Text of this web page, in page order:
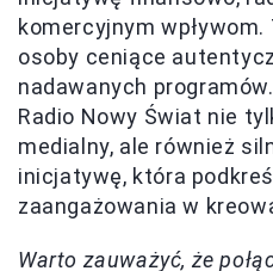
komercyjnym
osoby ceniące
nadawanych
Radio Nowy Świat nie
medialny, ale również
inicjatywę, która
zaangażowania w
Warto zauważyć, że